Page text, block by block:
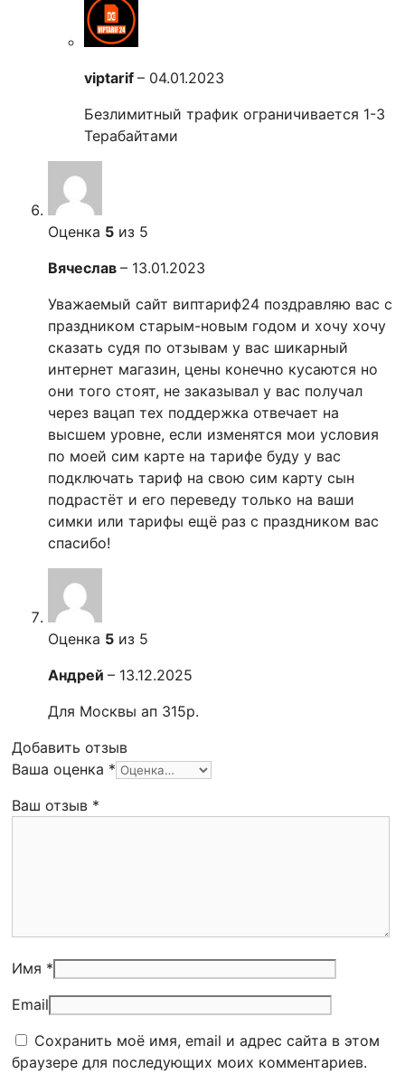
viptarif – 04.01.2023
Безлимитный трафик ограничивается 1-3
Терабайтами
Оценка 5 из 5
Вячеслав – 13.01.2023
Уважаемый сайт виптариф24 поздравляю вас с
праздником старым-новым годом и хочу хочу
сказать судя по отзывам у вас шикарный
интернет магазин, цены конечно кусаются но
они того стоят, не заказывал у вас получал
через вацап тех поддержка отвечает на
высшем уровне, если изменятся мои условия
по моей сим карте на тарифе буду у вас
подключать тариф на свою сим карту сын
подрастёт и его переведу только на ваши
симки или тарифы ещё раз с праздником вас
спасибо!
Оценка 5 из 5
Андрей – 13.12.2025
Для Москвы ап 315р.
Добавить отзыв
Ваша оценка *
Ваш отзыв *
Имя *
Email
Сохранить моё имя, email и адрес сайта в этом
браузере для последующих моих комментариев.